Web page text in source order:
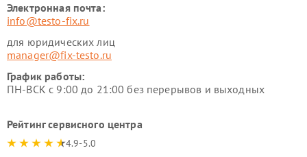
Электронная почта:
info@testo-fix.ru
для юридических лиц
manager@fix-testo.ru
График работы:
ПН-ВСК с 9:00 до 21:00 без перерывов и выходных
Рейтинг сервисного центра
4.9-5.0